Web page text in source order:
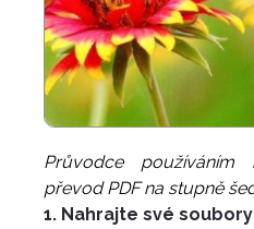
Průvodce používáním
převod PDF na stupně
1. Nahrajte své soubory